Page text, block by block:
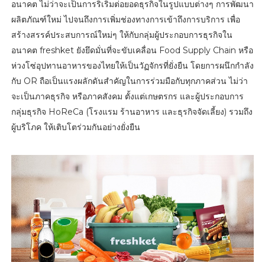
อนาคต ไม่ว่าจะเป็นการริเริ่มต่อยอดธุรกิจในรูปแบบต่างๆ การพัฒนา
ผลิตภัณฑ์ใหม่ ไปจนถึงการเพิ่มช่องทางการเข้าถึงการบริการ เพื่อ
สร้างสรรค์ประสบการณ์ใหม่ๆ ให้กับกลุ่มผู้ประกอบการธุรกิจใน
อนาคต freshket ยังยึดมั่นที่จะขับเคลื่อน Food Supply Chain หรือ
ห่วงโซ่อุปทานอาหารของไทยให้เป็นวัฏจักรที่ยั่งยืน โดยการผนึกกำลัง
กับ OR ถือเป็นแรงผลักดันสำคัญในการร่วมมือกับทุกภาคส่วน ไม่ว่า
จะเป็นภาคธุรกิจ หรือภาคสังคม ตั้งแต่เกษตรกร และผู้ประกอบการ
กลุ่มธุรกิจ HoReCa (โรงแรม ร้านอาหาร และธุรกิจจัดเลี้ยง) รวมถึง
ผู้บริโภค ให้เติบโตร่วมกันอย่างยั่งยืน